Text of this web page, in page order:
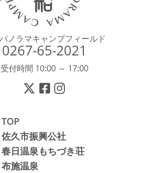
ノラマキャンプフィールド
0267-65-2021
受付時間 10:00 ～ 17:00
TOP
佐久市振興公社
春日温泉もちづき荘
布施温泉